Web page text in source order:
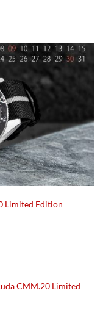
Limited Edition
CMM.20 Limited